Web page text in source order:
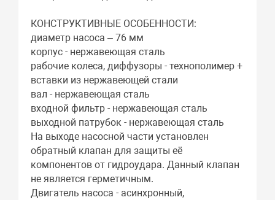
КОНСТРУКТИВНЫЕ ОСОБЕННОСТИ:
диаметр насоса – 76 мм
корпус - нержавеющая сталь
рабочие колеса, диффузоры - технополимер +
вставки из нержавеющей стали
вал - нержавеющая сталь
входной фильтр - нержавеющая сталь
выходной патрубок - нержавеющая сталь
На выходе насосной части установлен
обратный клапан для защиты её
компонентов от гидроудара. Данный клапан
не является герметичным.
Двигатель насоса - асинхронный,